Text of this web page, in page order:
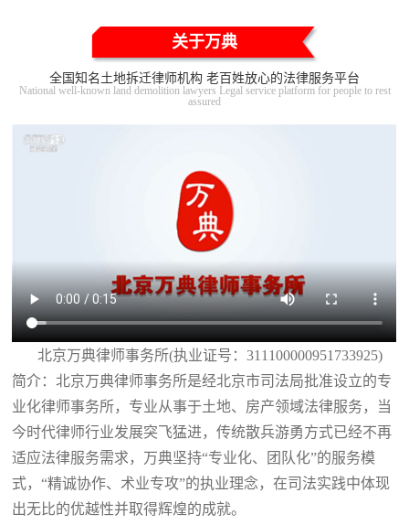
关于万典
全国知名土地拆迁律师机构 老百姓放心的法律服务平台
National well-known land demolition lawyers Legal service platform for people to rest
assured
北京万典律师事务所(执业证号：311100000951733925)
简介：北京万典律师事务所是经北京市司法局批准设立的专
业化律师事务所，专业从事于土地、房产领域法律服务，当
今时代律师行业发展突飞猛进，传统散兵游勇方式已经不再
适应法律服务需求，万典坚持“专业化、团队化”的服务模
式，“精诚协作、术业专攻”的执业理念，在司法实践中体现
出无比的优越性并取得辉煌的成就。